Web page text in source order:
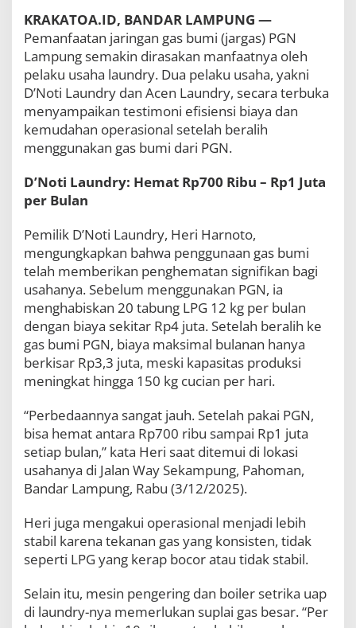
n
s
i
B
e
s
a
S
e
e
B
e
r
a
l
i
h
e
J
a
g
a
s
P
G
N
L
m
p
u
n
KRAKATOA.ID, BANDAR LAMPUNG —
Pemanfaatan jaringan gas bumi (jargas) PGN
Lampung semakin dirasakan manfaatnya oleh
pelaku usaha laundry. Dua pelaku usaha, yakni
D’Noti Laundry dan Acen Laundry, secara terbuka
menyampaikan testimoni efisiensi biaya dan
kemudahan operasional setelah beralih
menggunakan gas bumi dari PGN.
D’Noti Laundry: Hemat Rp700 Ribu – Rp1 Juta
per Bulan
Pemilik D’Noti Laundry, Heri Harnoto,
mengungkapkan bahwa penggunaan gas bumi
telah memberikan penghematan signifikan bagi
usahanya. Sebelum menggunakan PGN, ia
menghabiskan 20 tabung LPG 12 kg per bulan
dengan biaya sekitar Rp4 juta. Setelah beralih ke
gas bumi PGN, biaya maksimal bulanan hanya
berkisar Rp3,3 juta, meski kapasitas produksi
meningkat hingga 150 kg cucian per hari.
“Perbedaannya sangat jauh. Setelah pakai PGN,
bisa hemat antara Rp700 ribu sampai Rp1 juta
setiap bulan,” kata Heri saat ditemui di lokasi
usahanya di Jalan Way Sekampung, Pahoman,
Bandar Lampung, Rabu (3/12/2025).
Heri juga mengakui operasional menjadi lebih
stabil karena tekanan gas yang konsisten, tidak
seperti LPG yang kerap bocor atau tidak stabil.
Selain itu, mesin pengering dan boiler setrika uap
di laundry-nya memerlukan suplai gas besar. “Per